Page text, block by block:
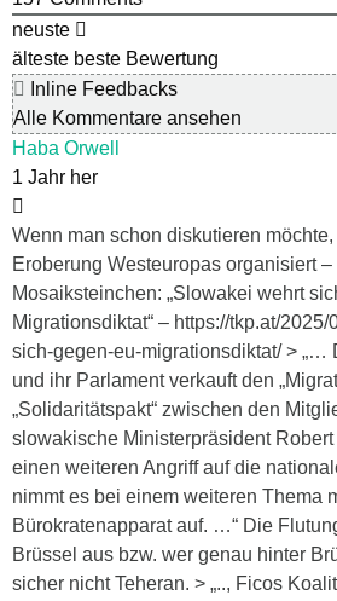
neuste
älteste beste Bewertung
Inline Feedbacks
Alle Kommentare ansehen
Haba Orwell
1 Jahr her
Wenn man schon diskutieren
Eroberung Westeuropas organisiert –
Mosaiksteinchen: „Slowakei wehrt
Migrationsdiktat“ – https://tkp.at/
sich-gegen-eu-migrationsdiktat/ > „…
und ihr Parlament verkauft den
„Solidaritätspakt“ zwischen den
slowakische Ministerpräsident
einen weiteren Angriff auf die
nimmt es bei einem weiteren Thema
Bürokratenapparat auf. …“ Die
Brüssel aus bzw. wer genau hinter
sicher nicht Teheran. > „.., Ficos